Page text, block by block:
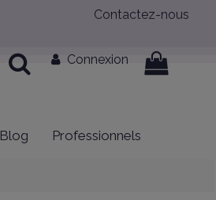
Contactez-nous
Connexion
Blog Professionnels